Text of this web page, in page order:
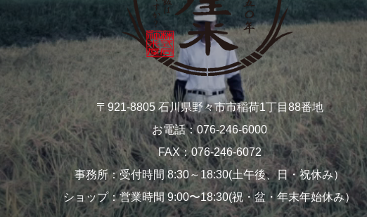
〒921-8805 石川県野々市市稲荷1丁目88番地
お電話：076-246-6000
FAX：076-246-6072
事務所：受付時間 8:30～18:30(土午後、日・祝休み）
ショップ：営業時間 9:00〜18:30(祝・盆・年末年始休み）